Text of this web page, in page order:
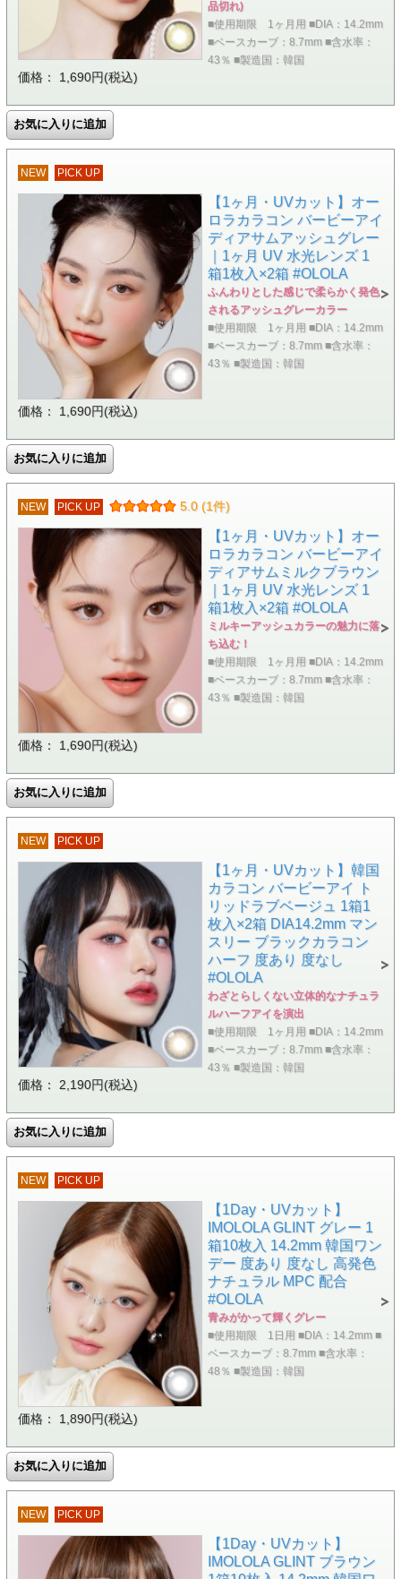
品切れ)
■使用期限 1ヶ月用 ■DIA：14.2mm
■ベースカーブ：8.7mm ■含水率：
43％ ■製造国：韓国
価格： 1,690円(税込)
NEW PICK UP
【1ヶ月・UVカット】オー
ロラカラコン バービーアイ
ディアサムアッシュグレー
｜1ヶ月 UV 水光レンズ 1
箱1枚入×2箱 #OLOLA
ふんわりとした感じで柔らかく発色
されるアッシュグレーカラー
■使用期限 1ヶ月用 ■DIA：14.2mm
■ベースカーブ：8.7mm ■含水率：
43％ ■製造国：韓国
価格： 1,690円(税込)
NEW PICK UP 5.0 (1件)
【1ヶ月・UVカット】オー
ロラカラコン バービーアイ
ディアサムミルクブラウン
｜1ヶ月 UV 水光レンズ 1
箱1枚入×2箱 #OLOLA
ミルキーアッシュカラーの魅力に落
ち込む！
■使用期限 1ヶ月用 ■DIA：14.2mm
■ベースカーブ：8.7mm ■含水率：
43％ ■製造国：韓国
価格： 1,690円(税込)
NEW PICK UP
【1ヶ月・UVカット】韓国
カラコン バービーアイ ト
リッドラブベージュ 1箱1
枚入×2箱 DIA14.2mm マン
スリー ブラックカラコン
ハーフ 度あり 度なし
#OLOLA
わざとらしくない立体的なナチュラ
ルハーフアイを演出
■使用期限 1ヶ月用 ■DIA：14.2mm
■ベースカーブ：8.7mm ■含水率：
43％ ■製造国：韓国
価格： 2,190円(税込)
NEW PICK UP
【1Day・UVカット】
IMOLOLA GLINT グレー 1
箱10枚入 14.2mm 韓国ワン
デー 度あり 度なし 高発色
ナチュラル MPC 配合
#OLOLA
青みがかって輝くグレー
■使用期限 1日用 ■DIA：14.2mm ■
ベースカーブ：8.7mm ■含水率：
48％ ■製造国：韓国
価格： 1,890円(税込)
NEW PICK UP
【1Day・UVカット】
IMOLOLA GLINT ブラウン